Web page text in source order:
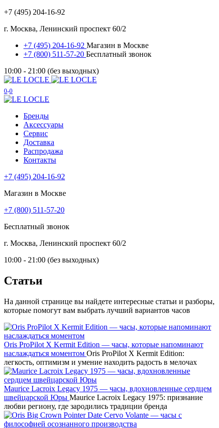
+7 (495) 204-16-92
г. Москва, Ленинский проспект 60/2
+7 (495) 204-16-92 Магазин в Москве
+7 (800) 511-57-20 Бесплатный звонок
10:00 - 21:00 (без выходных)
0 0
Бренды
Аксессуары
Сервис
Доставка
Распродажа
Контакты
+7 (495) 204-16-92
Магазин в Москве
+7 (800) 511-57-20
Бесплатный звонок
г. Москва, Ленинский проспект 60/2
10:00 - 21:00 (без выходных)
Статьи
На данной странице вы найдете интересные статьи и разборы,
которые помогут вам выбрать лучший вариантов часов
Oris ProPilot X Kermit Edition — часы, которые напоминают
наслаждаться моментом Oris ProPilot X Kermit Edition:
легкость, оптимизм и умение находить радость в мелочах
Maurice Lacroix Legacy 1975 — часы, вдохновленные сердцем
швейцарской Юры Maurice Lacroix Legacy 1975: признание
любви региону, где зародились традиции бренда